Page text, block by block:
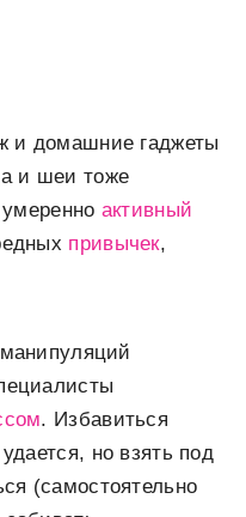
и домашние гаджеты
и шеи тоже
активный
привычек,
. Избавиться
но взять под
(самостоятельно